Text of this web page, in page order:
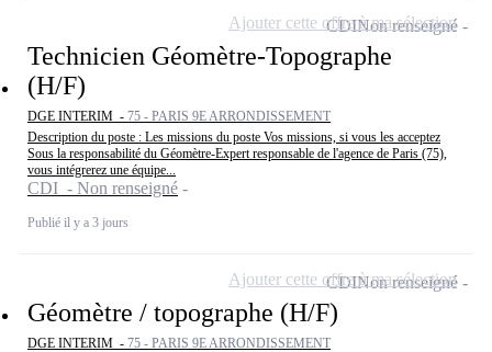
Technicien Géomètre-Topographe
(H/F)
DGE INTERIM - 75 - PARIS 9E ARRONDISSEMENT
Description du poste : Les missions du poste Vos missions, si vous les acceptez
Sous la responsabilité du Géomètre-Expert responsable de l'agence de Paris (75),
vous intégrerez une équipe...
CDI - Non renseigné
Publié il y a 3 jours
CDINon renseigné
Ajouter cette offre à ma sélection
Géomètre / topographe (H/F)
DGE INTERIM - 75 - PARIS 9E ARRONDISSEMENT
CDINon renseigné
Ajouter cette offre à ma sélection